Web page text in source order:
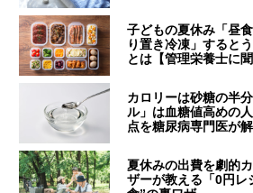
子どもの夏休み「昼
り置き冷凍」すると
とは【管理栄養士に聞
カロリーは砂糖の半
ル」は血糖値高めの
点を糖尿病専門医が
夏休みの出費を劇的
ザーが教える「0円レ